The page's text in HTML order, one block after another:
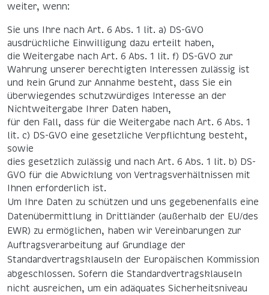
weiter, wenn:
Sie uns Ihre nach Art. 6 Abs. 1 lit. a) DS-GVO
ausdrückliche Einwilligung dazu erteilt haben,
die Weitergabe nach Art. 6 Abs. 1 lit. f) DS-GVO zur
Wahrung unserer berechtigten Interessen zulässig ist
und kein Grund zur Annahme besteht, dass Sie ein
überwiegendes schutzwürdiges Interesse an der
Nichtweitergabe Ihrer Daten haben,
für den Fall, dass für die Weitergabe nach Art. 6 Abs. 1
lit. c) DS-GVO eine gesetzliche Verpflichtung besteht,
sowie
dies gesetzlich zulässig und nach Art. 6 Abs. 1 lit. b) DS-
GVO für die Abwicklung von Vertragsverhältnissen mit
Ihnen erforderlich ist.
Um Ihre Daten zu schützen und uns gegebenenfalls eine
Datenübermittlung in Drittländer (außerhalb der EU/des
EWR) zu ermöglichen, haben wir Vereinbarungen zur
Auftragsverarbeitung auf Grundlage der
Standardvertragsklauseln der Europäischen Kommission
abgeschlossen. Sofern die Standardvertragsklauseln
nicht ausreichen, um ein adäquates Sicherheitsniveau